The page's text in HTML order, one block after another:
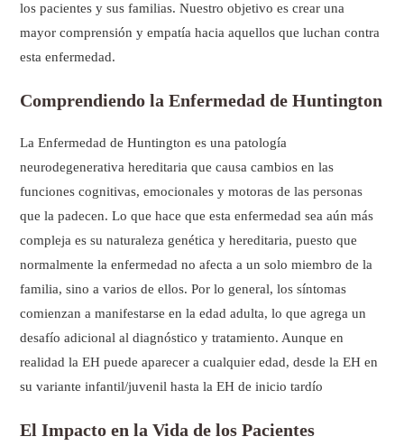
los pacientes y sus familias. Nuestro objetivo es crear una
mayor comprensión y empatía hacia aquellos que luchan contra
esta enfermedad.
Comprendiendo la Enfermedad de Huntington
La Enfermedad de Huntington es una patología
neurodegenerativa hereditaria que causa cambios en las
funciones cognitivas, emocionales y motoras de las personas
que la padecen. Lo que hace que esta enfermedad sea aún más
compleja es su naturaleza genética y hereditaria, puesto que
normalmente la enfermedad no afecta a un solo miembro de la
familia, sino a varios de ellos. Por lo general, los síntomas
comienzan a manifestarse en la edad adulta, lo que agrega un
desafío adicional al diagnóstico y tratamiento. Aunque en
realidad la EH puede aparecer a cualquier edad, desde la EH en
su variante infantil/juvenil hasta la EH de inicio tardío
El Impacto en la Vida de los Pacientes